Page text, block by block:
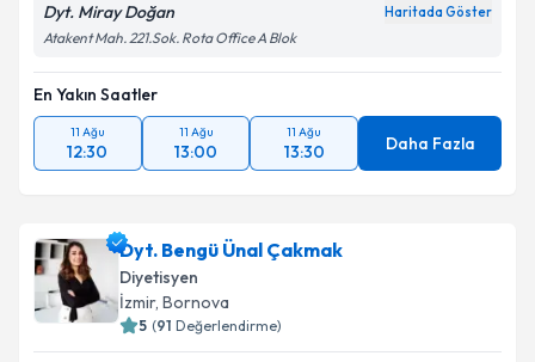
Dyt. Miray Doğan Haritada Göster
Atakent Mah. 221.Sok. Rota Office A Blok
En Yakın Saatler
11 Ağu
12:30
11 Ağu
13:00
11 Ağu
13:30 Daha Fazla
Dyt. Bengü Ünal Çakmak
Diyetisyen
İzmir, Bornova
5 (91 Değerlendirme)